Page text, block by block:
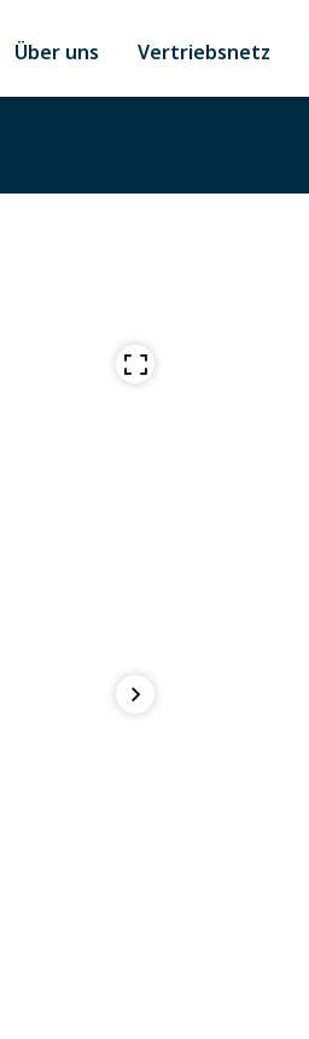
Über uns Vertriebsnetz